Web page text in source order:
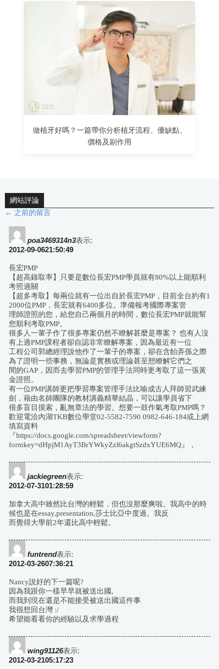
做植牙好嗎？一篇帶你分析植牙流程、優缺點、
價格及副作用
網站評論
評
論
導
航
← 之前的留言
poa3469314n3表示:
2012-09-0621:50:49
長宏PMP
【超高錄取率】只要是數位長宏PMP學員就有80%以上能順利
考照過關
【超多考取】每兩位就有一位出自於長宏PMP，目前全台約有1
2000位PMP，長宏就有6400多位。準備報考國際專案管
理師證照的您，給您自己兩個月的時間，數位長宏PMP就能幫
您順利考取PMP。
很多人一輩子作了很多專案仍然不瞭解甚麼是專案？ 也有人沒
有上過PMP課程者卻自認非常瞭解專案，因為最近有一位
工程公司郭總經理說他作了一輩子的專案，卻在含飴弄孫之際
為了證明一些事務，無論是實務或理論甚至想瞭解它們之
間的GAP，因而去學習PMP的管理手法同時更考取了這一張黃
金證照。
有一位PMP講師更把學習專案管理手法比喻成古人拜師習武練
劍，藉由名師團隊的教材講義精華結晶，可以讓學員省下
很多盲目摸索，亂無章法的學習。想要一鼓作氣考取PMP嗎？
歡迎電洽內湖TKB數位學堂02-5582-7590 0982-646-184或上網
填寫資料
『https://docs.google.com/spreadsheet/viewform?
formkey=dHpjM1AyT3BrYWkyZzl6akgtSzdxYUE6MQ』，
jackiegreen表示:
2012-07-3101:28:59
加拿大高中雖然比台灣的輕鬆，但也沒那麼爽啦。我高中的時
候也是在essay,presentation,莎士比亞中度過。我反
而覺得大學前2年還比高中輕鬆。
funtrend表示:
2012-03-2607:36:21
Nancy說好的下一篇呢?
因為我跟你一樣早早就被送出國,
而我到現在還是不能接受被送出國這件事
我很想回台灣 :/
希望能看看你的經驗以及求學過程
wing91126表示:
2012-03-2105:17:23